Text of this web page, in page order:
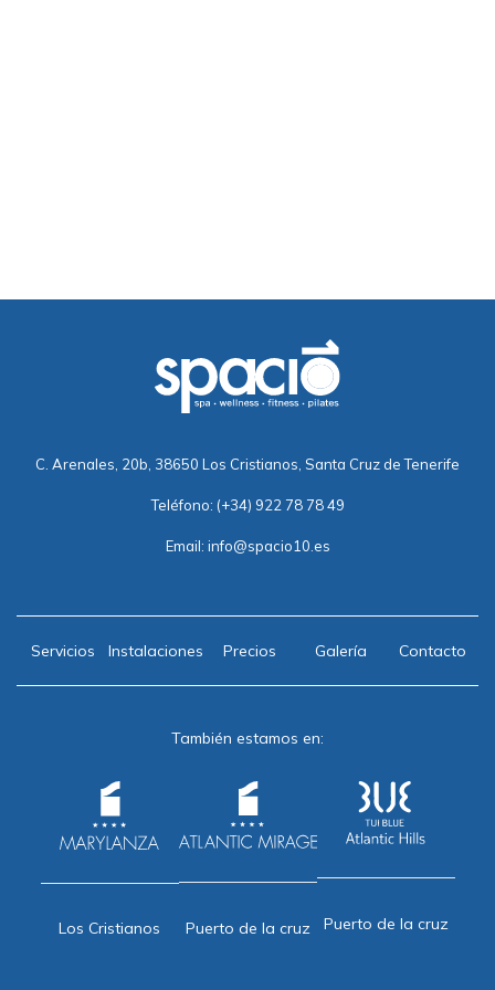
C. Arenales, 20b, 38650 Los Cristianos, Santa Cruz de Tenerife
Teléfono: (+34) 922 78 78 49
Email: info@spacio10.es
Servicios Instalaciones Precios Galería Contacto
También estamos en:
Los Cristianos Puerto de la cruz Puerto de la cruz